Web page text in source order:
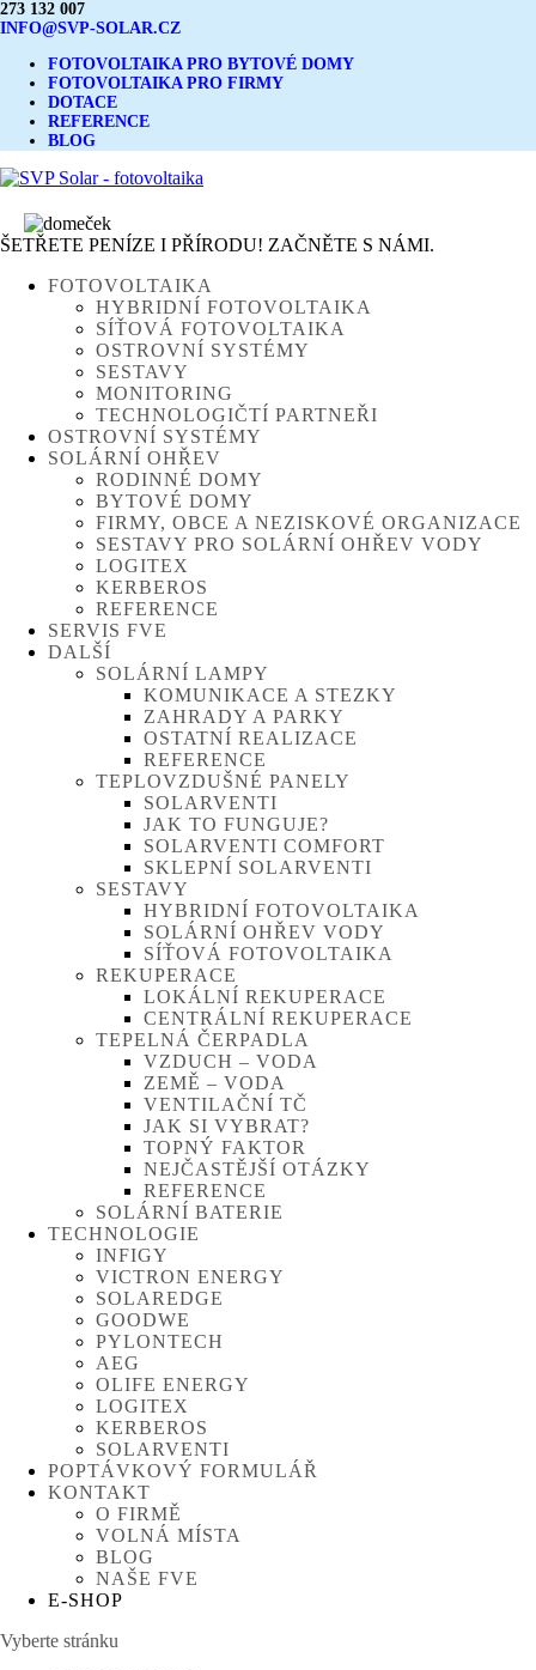
273 132 007
INFO@SVP-SOLAR.CZ
FOTOVOLTAIKA PRO BYTOVÉ DOMY
FOTOVOLTAIKA PRO FIRMY
DOTACE
REFERENCE
BLOG
ŠETŘETE PENÍZE I PŘÍRODU! ZAČNĚTE S NÁMI.
FOTOVOLTAIKA
HYBRIDNÍ FOTOVOLTAIKA
SÍŤOVÁ FOTOVOLTAIKA
OSTROVNÍ SYSTÉMY
SESTAVY
MONITORING
TECHNOLOGIČTÍ PARTNEŘI
OSTROVNÍ SYSTÉMY
SOLÁRNÍ OHŘEV
RODINNÉ DOMY
BYTOVÉ DOMY
FIRMY, OBCE A NEZISKOVÉ ORGANIZACE
SESTAVY PRO SOLÁRNÍ OHŘEV VODY
LOGITEX
KERBEROS
REFERENCE
SERVIS FVE
DALŠÍ
SOLÁRNÍ LAMPY
KOMUNIKACE A STEZKY
ZAHRADY A PARKY
OSTATNÍ REALIZACE
REFERENCE
TEPLOVZDUŠNÉ PANELY
SOLARVENTI
JAK TO FUNGUJE?
SOLARVENTI COMFORT
SKLEPNÍ SOLARVENTI
SESTAVY
HYBRIDNÍ FOTOVOLTAIKA
SOLÁRNÍ OHŘEV VODY
SÍŤOVÁ FOTOVOLTAIKA
REKUPERACE
LOKÁLNÍ REKUPERACE
CENTRÁLNÍ REKUPERACE
TEPELNÁ ČERPADLA
VZDUCH – VODA
ZEMĚ – VODA
VENTILAČNÍ TČ
JAK SI VYBRAT?
TOPNÝ FAKTOR
NEJČASTĚJŠÍ OTÁZKY
REFERENCE
SOLÁRNÍ BATERIE
TECHNOLOGIE
INFIGY
VICTRON ENERGY
SOLAREDGE
GOODWE
PYLONTECH
AEG
OLIFE ENERGY
LOGITEX
KERBEROS
SOLARVENTI
POPTÁVKOVÝ FORMULÁŘ
KONTAKT
O FIRMĚ
VOLNÁ MÍSTA
BLOG
NAŠE FVE
E-SHOP
Vyberte stránku